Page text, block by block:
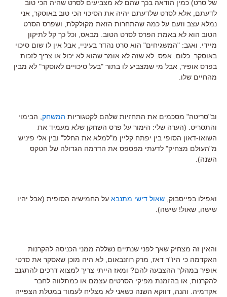
של סרט) כמין הודאה בכך שהם לא מצביעים לסרט שהיה הכי טוב
לדעתם, אלא לסרט שלדעתם יהיה את הסיכוי הכי טוב באוסקר, אני
נמלא עצב וזעם על כמה שהתחרות הזאת מקולקלת, ושפרס הסרט
הטוב הוא לא באמת הפרס לסרט הטוב. מבאס, וכל כך קל לתיקון
מיידי. ואגב: "המשגיחים" הוא סרט נהדר בעיניי, אבל אין לו שום סיכוי
באוסקר. כלום. אפס. לא שזה לא אומר שהוא לא יכול או צריך לזכות
בפרס אופיר, אבל מי שמצביע לו בתור "בעל סיכויים לאוסקר" לא מבין
מהחיים שלו.
וב"סריטה" מסכמים את התחזיות שלהם לקטגוריות המשחק , הבימוי
והתסריט. (הערה שלי: הימור על פרס השחקן שלא מעמיד את
השואו-דאון הסופי בין יפתח קליין מ"למלא את החלל" ובין אלי פיניש
מ"העולם מצחיק" לדעתי מפספס את הדרמה הגדולה של הטקס
השנה).
ואפילו בפייסבוק, שאול דישי מתנבא על החמישיה הסופית (אבל יהיו
שישה, שאול! שישה).
והאין זה מצחיק שאך לפני שנתיים נשללה ממני הכניסה להקרנות
האקדמה כי היו"ר דאז, מרק רוזנבאום, לא היה מוכן שאסקר את סרטי
אופיר במהלך ההצבעה להם? ומאז הייתי צריך למצוא דרכים להתגנב
להקרנות, או בהזמנת מפיקי הסרטים עצמם או כמתלווה לחבר
אקדמיה. והנה, דווקא השנה כשאני לא מצליח לעמוד במטלת הצפייה